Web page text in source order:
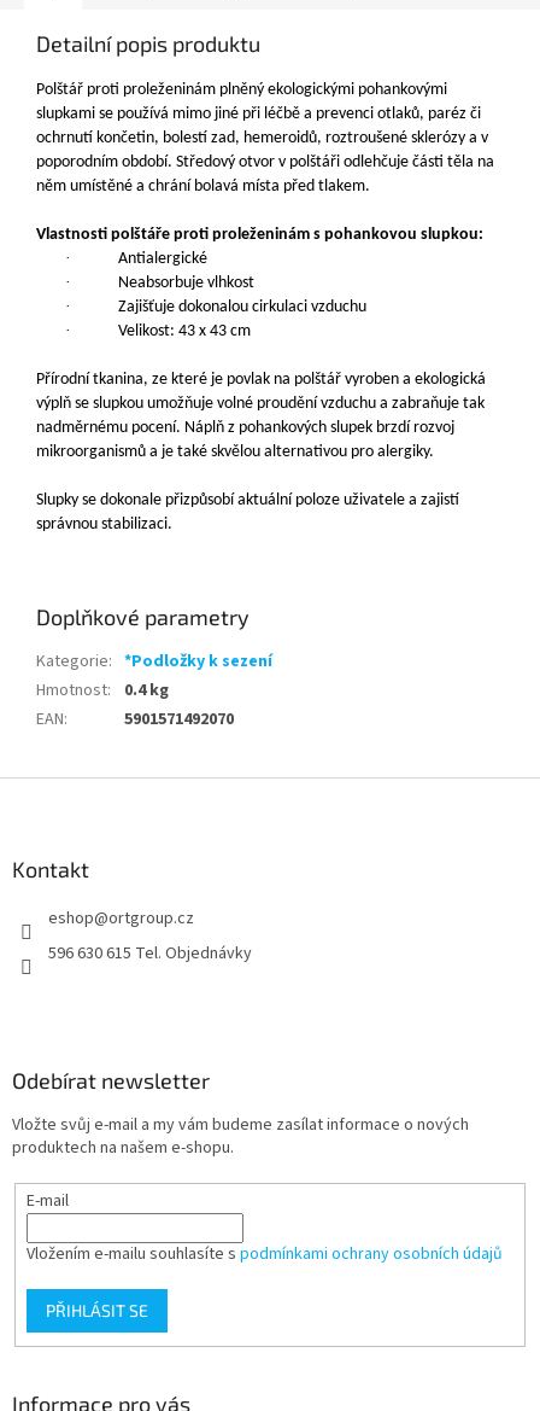
Detailní popis produktu
Polštář proti proleženinám plněný ekologickými pohankovými
slupkami se používá mimo jiné při léčbě a prevenci otlaků, paréz či
ochrnutí končetin, bolestí zad, hemeroidů, roztroušené sklerózy a v
poporodním období. Středový otvor v polštáři odlehčuje části těla na
něm umístěné a chrání bolavá místa před tlakem.
Vlastnosti polštáře proti proleženinám s pohankovou slupkou:
·
Antialergické
·
Neabsorbuje vlhkost
·
Zajišťuje dokonalou cirkulaci vzduchu
·
Velikost: 43 x 43 cm
Přírodní tkanina, ze které je povlak na polštář vyroben a ekologická
výplň se slupkou umožňuje volné proudění vzduchu a zabraňuje tak
nadměrnému pocení. Náplň z pohankových slupek brzdí rozvoj
mikroorganismů a je také skvělou alternativou pro alergiky.
Slupky se dokonale přizpůsobí aktuální poloze uživatele a zajistí
správnou stabilizaci.
Doplňkové parametry
Kategorie: *Podložky k sezení
Hmotnost:
0.4 kg
EAN: 5901571492070
Kontakt
eshop@ortgroup.cz
596 630 615 Tel. Objednávky
Odebírat newsletter
Vložte svůj e-mail a my vám budeme zasílat informace o nových
produktech na našem e-shopu.
E-mail
Vložením e-mailu souhlasíte s podmínkami ochrany osobních údajů
PŘIHLÁSIT SE
Informace pro vás